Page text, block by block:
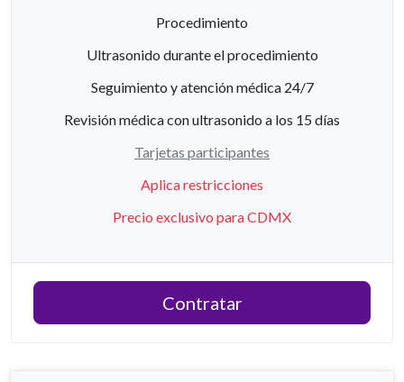
Procedimiento
Ultrasonido durante el procedimiento
Seguimiento y atención médica 24/7
Revisión médica con ultrasonido a los 15 días
Tarjetas participantes
Aplica restricciones
Precio exclusivo para CDMX
Contratar